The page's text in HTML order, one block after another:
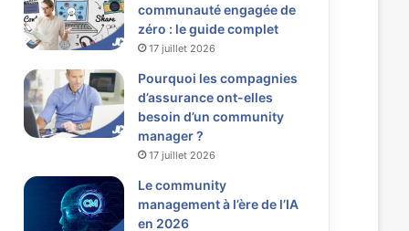
communauté engagée de
zéro : le guide complet
17 juillet 2026
Pourquoi les compagnies
d’assurance ont-elles
besoin d’un community
manager ?
17 juillet 2026
Le community
management à l’ère de l’IA
en 2026